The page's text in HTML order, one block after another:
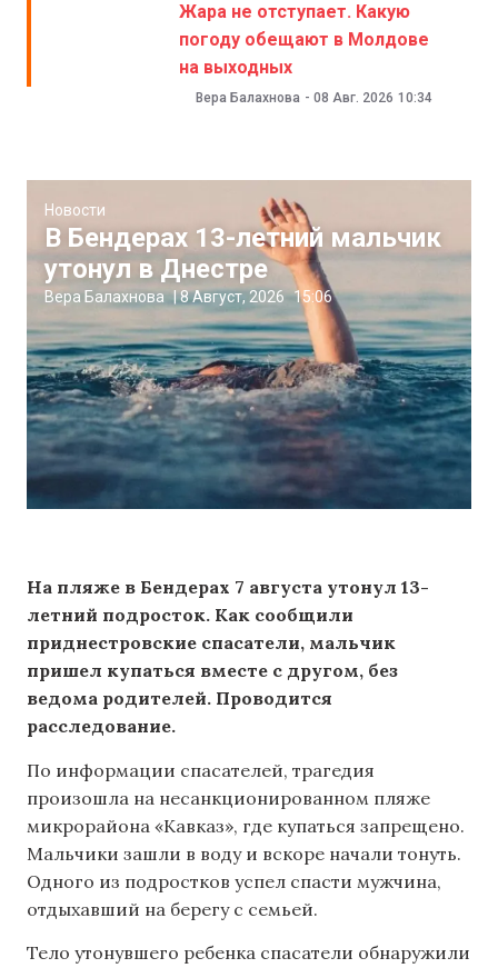
Жара не отступает. Какую
погоду обещают в Молдове
на выходных
Вера Балахнова - 08 Авг. 2026 10:34
Новости
В Бендерах 13-летний мальчик
утонул в Днестре
Вера Балахнова |8 Август, 2026 15:06
На пляже в Бендерах 7 августа утонул 13-
летний подросток. Как сообщили
приднестровские спасатели, мальчик
пришел купаться вместе с другом, без
ведома родителей. Проводится
расследование.
По информации спасателей, трагедия
произошла на несанкционированном пляже
микрорайона «Кавказ», где купаться запрещено.
Мальчики зашли в воду и вскоре начали тонуть.
Одного из подростков успел спасти мужчина,
отдыхавший на берегу с семьей.
Тело утонувшего ребенка спасатели обнаружили